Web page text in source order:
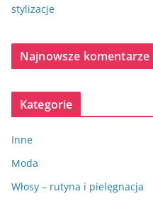
stylizacje
Najnowsze komentarze
Kategorie
Inne
Moda
Włosy – rutyna i pielęgnacja